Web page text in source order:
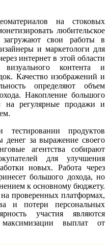
на стоковых
любительское
свои работы в
и маркетологи для
интернет в этой области
контента и
Качество изображений и
определяют объем
Накопление большого
на регулярные продажи и
продуктов
денег за выражение своего
агентства собирают
для улучшения
новых. Работа через
большого дохода, но
к основному бюджету.
проверенных платформах,
и потери персональных
участия являются
выплат от